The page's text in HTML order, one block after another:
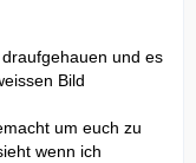
und es
Bild
um euch zu
wenn ich